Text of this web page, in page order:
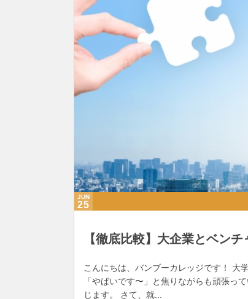
JUN
25
【徹底比較】大企業とベン
こんにちは、バンブーカレッジです！ 大
「やばいです〜」と焦りながらも頑張っ
じます。 さて、就...